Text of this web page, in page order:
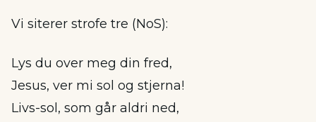
Vi siterer strofe tre (NoS):
Lys du over meg din fred,
Jesus, ver mi sol og stjerna!
Livs-sol, som går aldri ned,